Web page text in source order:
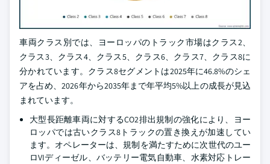
車両クラス別では、ヨーロッパのトラック市場はクラス2、
クラス3、クラス4、クラス5、クラス6、クラス7、クラス8に
分かれています。クラス8セグメントは2025年に46.8%のシェ
アを占め、2026年から2035年まで年平均5%以上の成長が見込
まれています。
大型長距離車両に対するCO2排出規制の強化により、ヨー
ロッパでは古いクラス8トラックの置き換えが加速してい
ます。オペレーターは、規制を満たすために次世代のユー
ロVIディーゼル、バッテリー電気自動車、水素対応トレー